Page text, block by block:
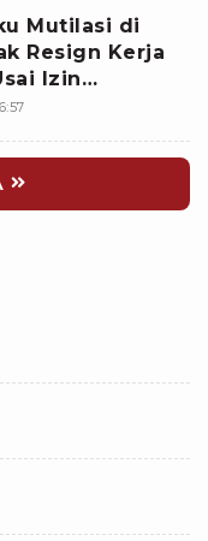
Mutilasi di
Resign Kerja
Izin